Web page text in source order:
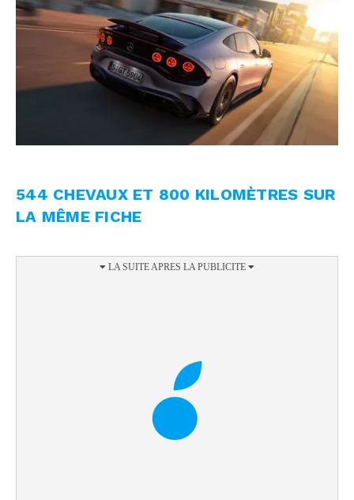
544 CHEVAUX ET 800 KILOMÈTRES SUR
LA MÊME FICHE